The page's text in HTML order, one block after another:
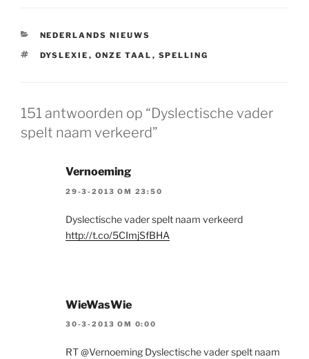
CATEGORIEËN
NEDERLANDS NIEUWS
TAGS
DYSLEXIE , ONZE TAAL , SPELLING
151 antwoorden op “Dyslectische vader
spelt naam verkeerd”
Vernoeming
29-3-2013 OM 23:50
Dyslectische vader spelt naam verkeerd
http://t.co/5CImjSfBHA
WieWasWie
30-3-2013 OM 0:00
RT @Vernoeming Dyslectische vader spelt naam